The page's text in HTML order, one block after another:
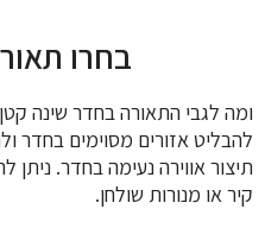
בחרו
ומה לגבי התאורה בחדר שינה
להבליט אזורים מסוימים בחדר
תיצור אווירה נעימה בחדר.
קיר או מנורות שולחן.